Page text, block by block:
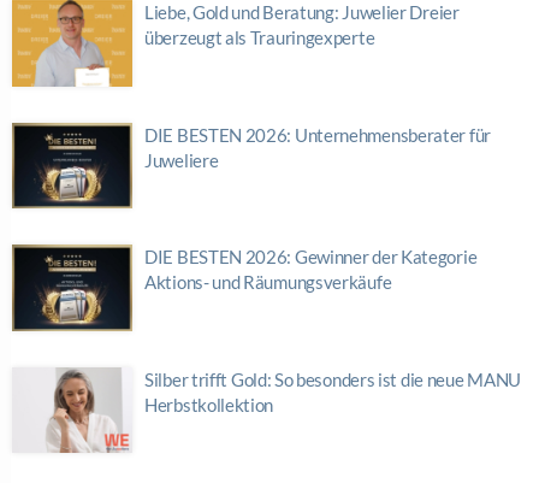
Liebe, Gold und Beratung: Juwelier Dreier
überzeugt als Trauringexperte
DIE BESTEN 2026: Unternehmensberater für
Juweliere
DIE BESTEN 2026: Gewinner der Kategorie
Aktions- und Räumungsverkäufe
Silber trifft Gold: So besonders ist die neue MANU
Herbstkollektion